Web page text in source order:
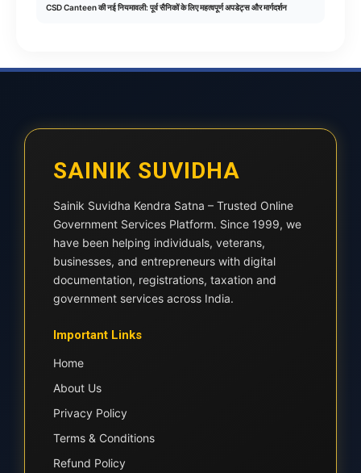
CSD Canteen की नई नियमावली: पूर्व सैनिकों के लिए महत्वपूर्ण अपडेट्स और मार्गदर्शन
SAINIK SUVIDHA
Sainik Suvidha Kendra Satna – Trusted Online
Government Services Platform. Since 1999, we
have been helping individuals, veterans,
businesses, and entrepreneurs with digital
documentation, registrations, taxation and
government services across India.
Important Links
Home
About Us
Privacy Policy
Terms & Conditions
Refund Policy